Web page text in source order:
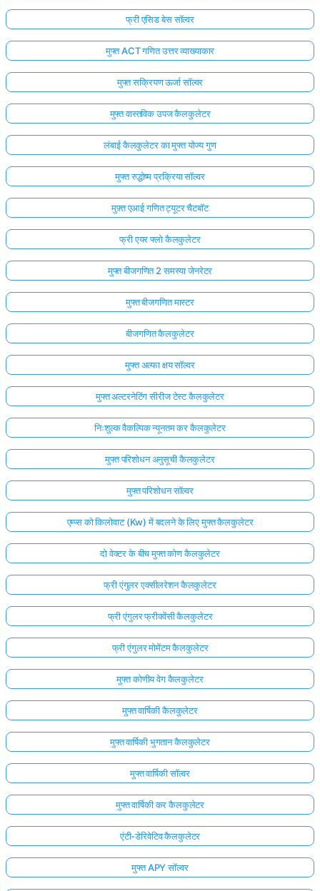
फ्री एसिड बेस सॉल्वर
मुफ्त ACT गणित उत्तर व्याख्याकार
मुफ्त सक्रियण ऊर्जा सॉल्वर
मुफ्त वास्तविक उपज कैलकुलेटर
लंबाई कैलकुलेटर का मुफ्त योज्य गुण
मुफ्त रुद्धोष्म प्रक्रिया सॉल्वर
मुफ़्त एआई गणित ट्यूटर चैटबॉट
फ्री एयर फ्लो कैलकुलेटर
मुफ्त बीजगणित 2 समस्या जेनरेटर
मुफ्त बीजगणित मास्टर
बीजगणित कैलकुलेटर
मुफ्त अल्फा क्षय सॉल्वर
मुफ्त अल्टरनेटिंग सीरीज टेस्ट कैलकुलेटर
निःशुल्क वैकल्पिक न्यूनतम कर कैलकुलेटर
मुफ्त परिशोधन अनुसूची कैलकुलेटर
मुफ्त परिशोधन सॉल्वर
एम्प्स को किलोवाट (Kw) में बदलने के लिए मुफ्त कैलकुलेटर
दो वेक्टर के बीच मुफ्त कोण कैलकुलेटर
फ्री एंगुलर एक्सीलरेशन कैलकुलेटर
फ्री एंगुलर फ्रीक्वेंसी कैलकुलेटर
फ्री एंगुलर मोमेंटम कैलकुलेटर
मुफ्त कोणीय वेग कैलकुलेटर
मुफ्त वार्षिकी कैलकुलेटर
मुफ्त वार्षिकी भुगतान कैलकुलेटर
मुफ्त वार्षिकी सॉल्वर
मुफ्त वार्षिकी कर कैलकुलेटर
एंटी-डेरिवेटिव कैलकुलेटर
मुफ्त APY सॉल्वर